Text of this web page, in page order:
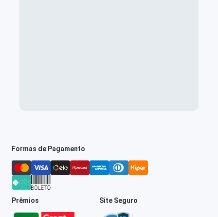
Formas de Pagamento
Prêmios Site Seguro